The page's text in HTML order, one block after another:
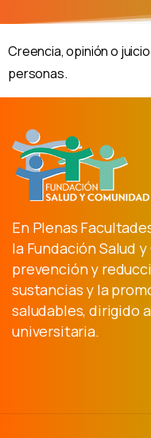
Creencia, opinión o
personas.
En Plenas
la Fundación Salud
prevención y
sustancias y la
saludables, dirigido
universitaria.